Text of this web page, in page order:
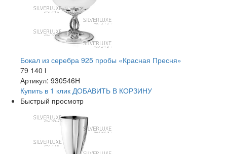
Бокал из серебра 925 пробы «Красная Пресня»
79 140 i
Артикул: 930546Н
Купить в 1 клик ДОБАВИТЬ В КОРЗИНУ
Быстрый просмотр